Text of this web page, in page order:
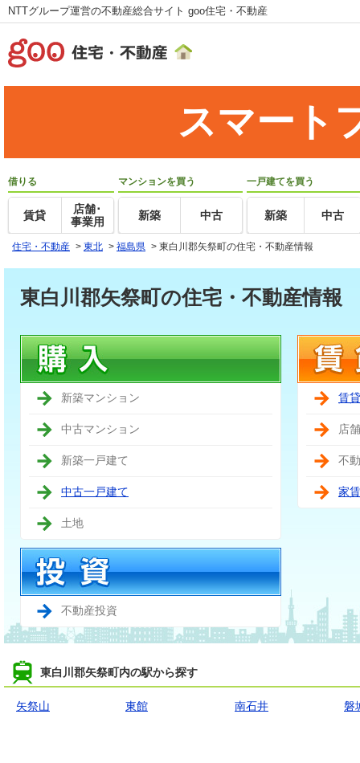
NTTグループ運営の不動産総合サイト goo住宅・不動産
スマート
借りる
賃貸
店舗･
事業用
マンションを買う
新築 中古
一戸建てを買う
新築 中古
住宅・不動産 > 東北 > 福島県 > 東白川郡矢祭町の住宅・不動産情報
東白川郡矢祭町の住宅・不動産情報
新築マンション
中古マンション
新築一戸建て
中古一戸建て
土地
不動産投資
賃
店
不
家
東白川郡矢祭町内の駅から探す
矢祭山 東館 南石井 磐